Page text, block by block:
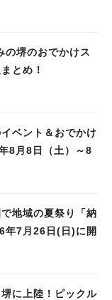
の堺のおでかけス
とめ！
ベント＆おでかけ
8月8日（土）～8
地域の夏祭り「納
年7月26日(日)に開
堺に上陸！ピックル